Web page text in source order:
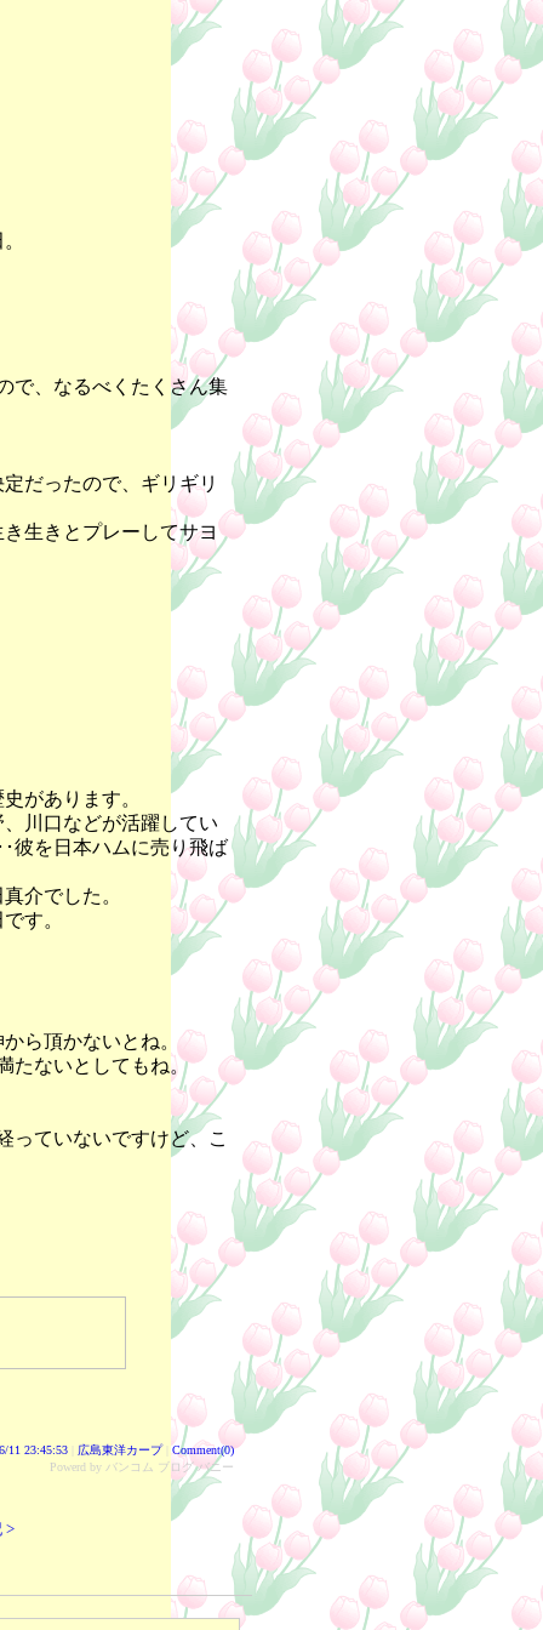
で、なるべくたくさん集
だったので、ギリギリ
生きとプレーしてサヨ
があります。
川口などが活躍してい
彼を日本ハムに売り飛ば
介でした。
す。
ら頂かないとね。
たないとしてもね。
っていないですけど、こ
11 23:45:53 広島東洋カープ|Comment(0)
Powerd by バンコム ブログ バニー
>